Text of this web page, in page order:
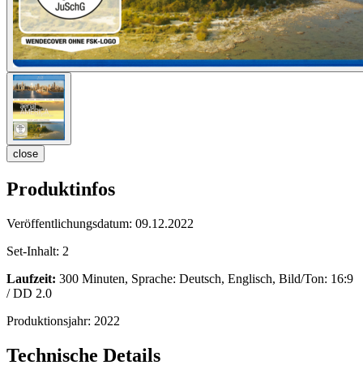
close
Produktinfos
Veröffentlichungsdatum: 09.12.2022
Set-Inhalt: 2
Laufzeit: 300 Minuten, Sprache: Deutsch, Englisch, Bild/Ton: 16:9
/ DD 2.0
Produktionsjahr: 2022
Technische Details